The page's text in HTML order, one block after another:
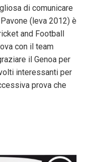
di comunicare
(leva 2012) è
and Football
con il team
il Genoa per
interessanti per
prova che